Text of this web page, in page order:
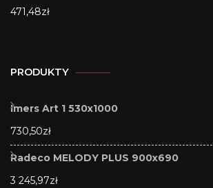
471,48zł
PRODUKTY
Imers Art 1 530x1000
730,50zł
Radeco MELODY PLUS 900x690
3 245,97zł